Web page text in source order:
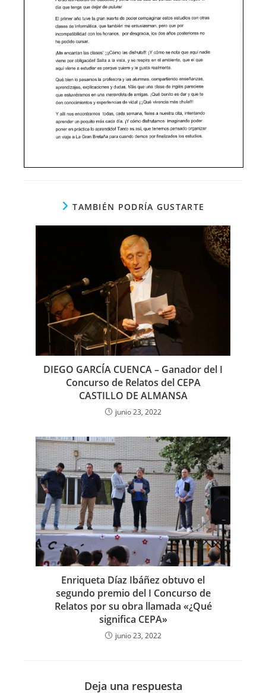
TAMBIÉN PODRÍA GUSTARTE
DIEGO GARCÍA CUENCA – Ganador del I
Concurso de Relatos del CEPA
CASTILLO DE ALMANSA
junio 23, 2022
Enriqueta Díaz Ibáñez obtuvo el
segundo premio del I Concurso de
Relatos por su obra llamada «¿Qué
significa CEPA»
junio 23, 2022
Deja una respuesta